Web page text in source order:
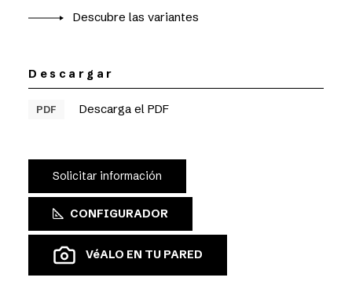
Descubre las variantes
Descargar
PDF Descarga el PDF
Solicitar información
CONFIGURADOR
VéALO EN TU PARED